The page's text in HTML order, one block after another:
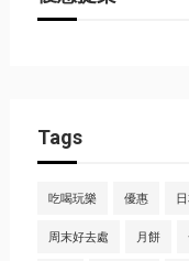
Tags
吃喝玩樂 優惠
周末好去處 月餅